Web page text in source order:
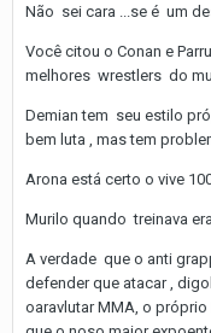
Não sei cara ...se é um
Você citou o Conan e
melhores wrestlers do
Demian tem seu estilo
bem luta , mas tem
Arona está certo o vive
Murilo quando treinava
A verdade que o anti
defender que atacar ,
oaravlutar MMA, o